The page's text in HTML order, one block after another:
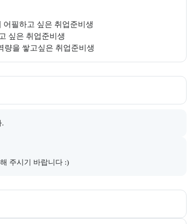
필하고 싶은 취업준비생
싶은 취업준비생
.
주시기 바랍니다 :)